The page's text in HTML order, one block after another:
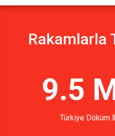
Rakamlarla
9.5
Türkiye Döküm